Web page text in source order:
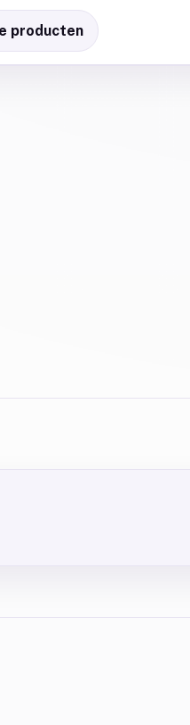
producten